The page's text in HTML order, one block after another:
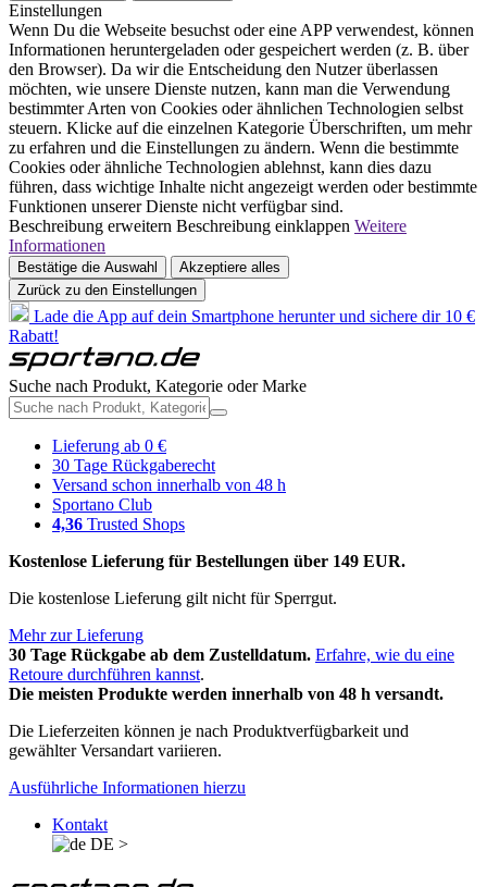
Einstellungen
Wenn Du die Webseite besuchst oder eine APP verwendest, können
Informationen heruntergeladen oder gespeichert werden (z. B. über
den Browser). Da wir die Entscheidung den Nutzer überlassen
möchten, wie unsere Dienste nutzen, kann man die Verwendung
bestimmter Arten von Cookies oder ähnlichen Technologien selbst
steuern. Klicke auf die einzelnen Kategorie Überschriften, um mehr
zu erfahren und die Einstellungen zu ändern. Wenn die bestimmte
Cookies oder ähnliche Technologien ablehnst, kann dies dazu
führen, dass wichtige Inhalte nicht angezeigt werden oder bestimmte
Funktionen unserer Dienste nicht verfügbar sind.
Beschreibung erweitern Beschreibung einklappen Weitere
Informationen
Bestätige die Auswahl
Akzeptiere alles
Zurück zu den Einstellungen
Lade die App auf dein Smartphone herunter und sichere dir 10 €
Rabatt!
Suche nach Produkt, Kategorie oder Marke
Lieferung ab 0 €
30 Tage Rückgaberecht
Versand schon innerhalb von 48 h
Sportano Club
4,36 Trusted Shops
Kostenlose Lieferung für Bestellungen über 149 EUR.
Die kostenlose Lieferung gilt nicht für Sperrgut.
Mehr zur Lieferung
30 Tage Rückgabe ab dem Zustelldatum. Erfahre, wie du eine
Retoure durchführen kannst.
Die meisten Produkte werden innerhalb von 48 h versandt.
Die Lieferzeiten können je nach Produktverfügbarkeit und
gewählter Versandart variieren.
Ausführliche Informationen hierzu
Kontakt
DE >